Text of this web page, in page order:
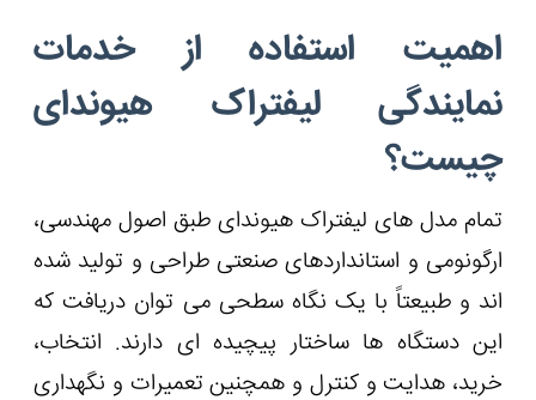
اهمیت استفاده از خدمات
نمایندگی لیفتراک هیوندای
چیست؟
تمام مدل های لیفتراک هیوندای طبق اصول مهندسی،
ارگونومی و استانداردهای صنعتی طراحی و تولید شده
اند و طبیعتاً با یک نگاه سطحی می توان دریافت که
این دستگاه ها ساختار پیچیده ای دارند. انتخاب،
خرید، هدایت و کنترل و همچنین تعمیرات و نگهداری